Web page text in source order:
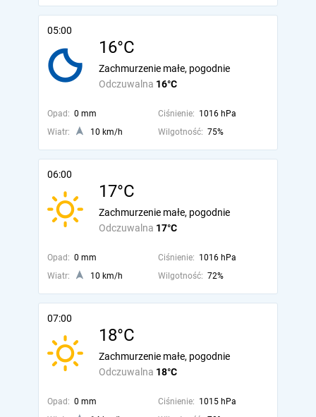
05:00
16°C
Odczuwalna 16°C
Zachmurzenie małe, pogodnie
Opad: 0 mm Ciśnienie: 1016 hPa
Wiatr:
10 km/h Wilgotność: 75%
06:00
17°C
Odczuwalna 17°C
Zachmurzenie małe, pogodnie
Opad: 0 mm Ciśnienie: 1016 hPa
Wiatr:
10 km/h Wilgotność: 72%
07:00
18°C
Odczuwalna 18°C
Zachmurzenie małe, pogodnie
Opad: 0 mm Ciśnienie: 1015 hPa